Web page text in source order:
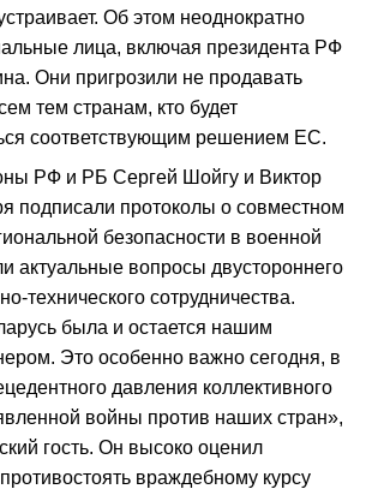
Об этом неоднократно
лица, включая президента РФ
Они пригрозили не продавать
тем странам, кто будет
соответствующим решением ЕС.
РФ и РБ Сергей Шойгу и Виктор
подписали протоколы о совместном
безопасности в военной
актуальные вопросы двустороннего
технического сотрудничества.
была и остается нашим
Это особенно важно сегодня, в
давления коллективного
войны против наших стран»,
гость. Он высоко оценил
враждебному курсу